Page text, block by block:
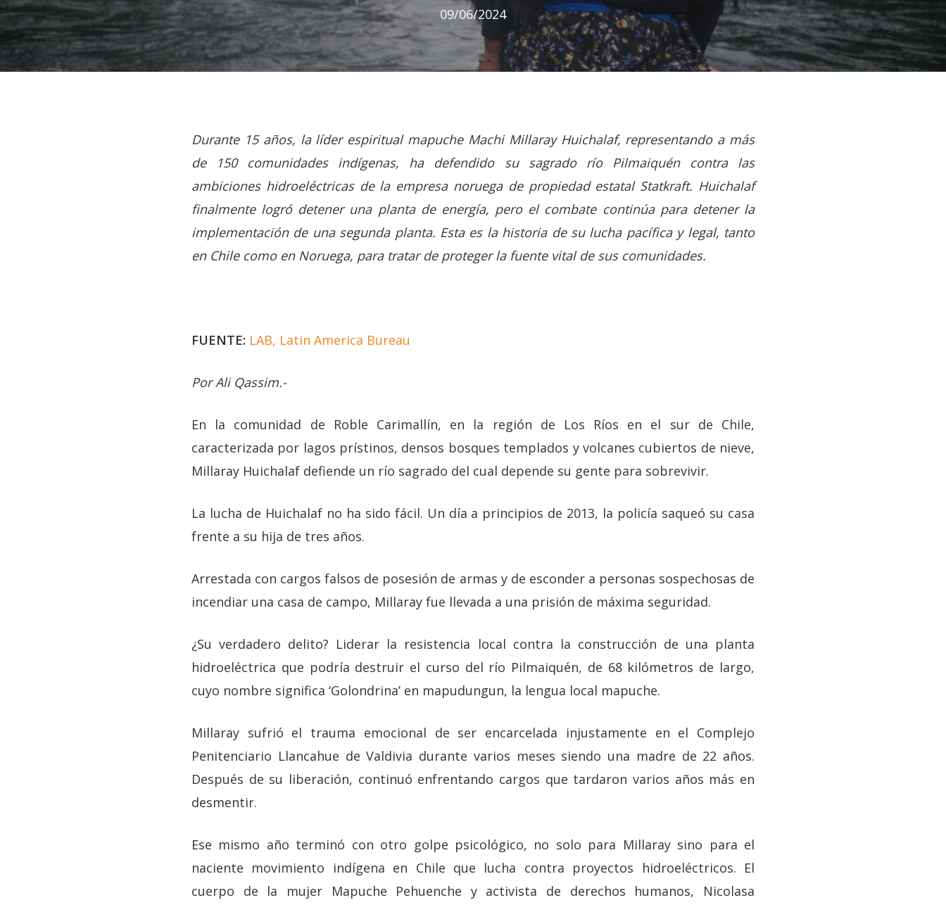
09/06/2024
Durante 15 años, la líder espiritual mapuche Machi Millaray Huichalaf, representando a más
de 150 comunidades indígenas, ha defendido su sagrado río Pilmaiquén contra las
ambiciones hidroeléctricas de la empresa noruega de propiedad estatal Statkraft. Huichalaf
finalmente logró detener una planta de energía, pero el combate continúa para detener la
implementación de una segunda planta. Esta es la historia de su lucha pacífica y legal, tanto
en Chile como en Noruega, para tratar de proteger la fuente vital de sus comunidades.
FUENTE: LAB, Latin America Bureau
Por Ali Qassim.-
En la comunidad de Roble Carimallín, en la región de Los Ríos en el sur de Chile,
caracterizada por lagos prístinos, densos bosques templados y volcanes cubiertos de nieve,
Millaray Huichalaf defiende un río sagrado del cual depende su gente para sobrevivir.
La lucha de Huichalaf no ha sido fácil. Un día a principios de 2013, la policía saqueó su casa
frente a su hija de tres años.
Arrestada con cargos falsos de posesión de armas y de esconder a personas sospechosas de
incendiar una casa de campo, Millaray fue llevada a una prisión de máxima seguridad.
¿Su verdadero delito? Liderar la resistencia local contra la construcción de una planta
hidroeléctrica que podría destruir el curso del río Pilmaiquén, de 68 kilómetros de largo,
cuyo nombre significa ‘Golondrina’ en mapudungun, la lengua local mapuche.
Millaray sufrió el trauma emocional de ser encarcelada injustamente en el Complejo
Penitenciario Llancahue de Valdivia durante varios meses siendo una madre de 22 años.
Después de su liberación, continuó enfrentando cargos que tardaron varios años más en
desmentir.
Ese mismo año terminó con otro golpe psicológico, no solo para Millaray sino para el
naciente movimiento indígena en Chile que lucha contra proyectos hidroeléctricos. El
cuerpo de la mujer Mapuche Pehuenche y activista de derechos humanos, Nicolasa